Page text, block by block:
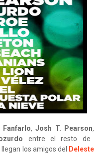
Fanfarlo,Josh T. Pearson,
entre el resto de
los amigos del
Deleste